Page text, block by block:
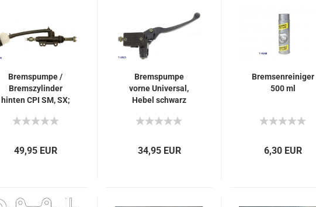
Bremspumpe /
Bremszylinder
hinten CPI SM, SX;
49,95 EUR
Bremspumpe
vorne Universal,
Hebel schwarz
34,95 EUR
Bremsenreiniger
500 ml
6,30 EUR